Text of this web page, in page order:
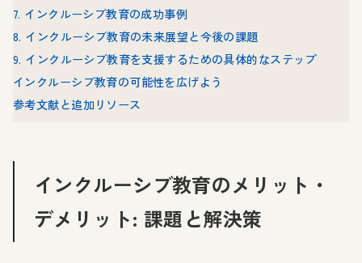
7. インクルーシブ教育の成功事例
8. インクルーシブ教育の未来展望と今後の課題
9. インクルーシブ教育を支援するための具体的なステップ
インクルーシブ教育の可能性を広げよう
参考文献と追加リソース
インクルーシブ教育のメリット・
デメリット: 課題と解決策